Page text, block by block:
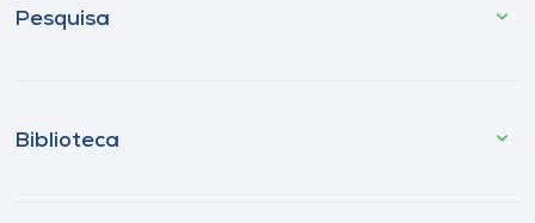
Pesquisa
Biblioteca